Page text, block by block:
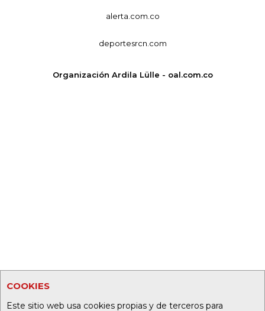
COOKIES
Este sitio web usa cookies propias y de terceros para
alerta.com.co
deportesrcn.com
Organización Ardila Lülle - oal.com.co